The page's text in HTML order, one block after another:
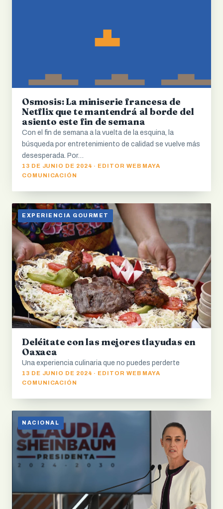
Osmosis: La miniserie francesa de
Netflix que te mantendrá al borde del
asiento este fin de semana
Con el fin de semana a la vuelta de la esquina, la
búsqueda por entretenimiento de calidad se vuelve más
desesperada. Por…
13 DE JUNIO DE 2024 · EDITOR WEB MAYA
COMUNICACIÓN
EXPERIENCIA GOURMET
Deléitate con las mejores tlayudas en
Oaxaca
Una experiencia culinaria que no puedes perderte
13 DE JUNIO DE 2024 · EDITOR WEB MAYA
COMUNICACIÓN
NACIONAL